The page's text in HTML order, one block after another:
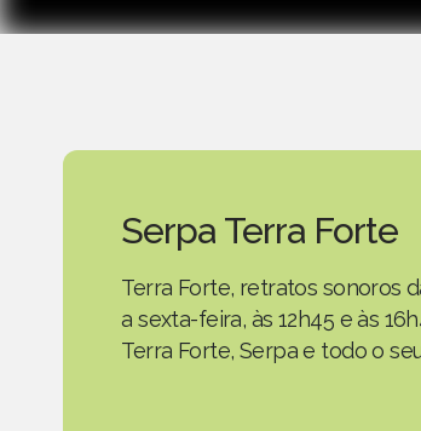
Serpa Terra Forte
Terra Forte, retratos sonoros
a sexta-feira, às 12h45 e às
Terra Forte, Serpa e todo o